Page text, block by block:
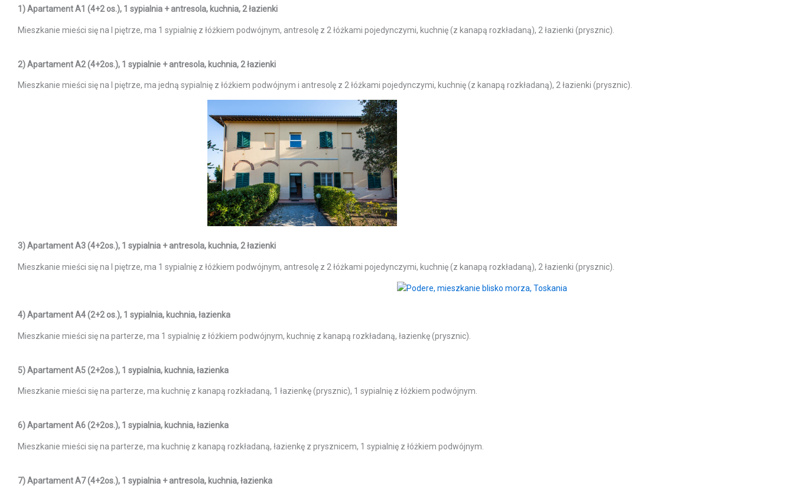
1) Apartament A1 (4+2 os.), 1 sypialnia + antresola, kuchnia, 2 łazienki
Mieszkanie mieści się na I piętrze, ma 1 sypialnię z łóżkiem podwójnym, antresolę z 2 łóżkami pojedynczymi, kuchnię (z kanapą rozkładaną), 2 łazienki (prysznic).
2) Apartament A2 (4+2os.), 1 sypialnie + antresola, kuchnia, 2 łazienki
Mieszkanie mieści się na I piętrze, ma jedną sypialnię z łóżkiem podwójnym i antresolę z 2 łóżkami pojedynczymi, kuchnię (z kanapą rozkładaną), 2 łazienki (prysznic).
3) Apartament A3 (4+2os.), 1 sypialnia + antresola, kuchnia, 2 łazienki
Mieszkanie mieści się na I piętrze, ma 1 sypialnię z łóżkiem podwójnym, antresolę z 2 łóżkami pojedynczymi, kuchnię (z kanapą rozkładaną), 2 łazienki (prysznic).
4) Apartament A4 (2+2 os.), 1 sypialnia, kuchnia, łazienka
Mieszkanie mieści się na parterze, ma 1 sypialnię z łóżkiem podwójnym, kuchnię z kanapą rozkładaną, łazienkę (prysznic).
5) Apartament A5 (2+2os.), 1 sypialnia, kuchnia, łazienka
Mieszkanie mieści się na parterze, ma kuchnię z kanapą rozkładaną, 1 łazienkę (prysznic), 1 sypialnię z łóżkiem podwójnym.
6) Apartament A6 (2+2os.), 1 sypialnia, kuchnia, łazienka
Mieszkanie mieści się na parterze, ma kuchnię z kanapą rozkładaną, łazienkę z prysznicem, 1 sypialnię z łóżkiem podwójnym.
7) Apartament A7 (4+2os.), 1 sypialnia + antresola, kuchnia, łazienka